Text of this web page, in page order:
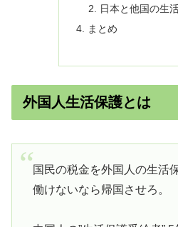
日本と他国の生
まとめ
外国人生活保護とは
国民の税金を外国人の生活
働けないなら帰国させろ。